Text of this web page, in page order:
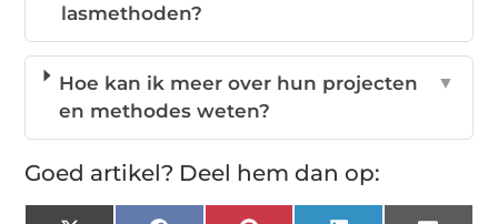
lasmethoden?
Hoe kan ik meer over hun projecten
en methodes weten?
▼
Goed artikel? Deel hem dan op: